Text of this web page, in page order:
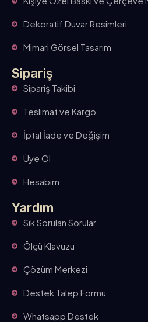
Dekoratif Duvar Resimleri
Mimari Görsel Tasarım
Sipariş
Sipariş Takibi
Teslimat ve Kargo
İptal İade ve Değişim
Üye Ol
Hesabım
Yardım
Sık Sorulan Sorular
Ölçü Klavuzu
Çözüm Merkezi
Destek Talep Formu
Whatsapp Destek